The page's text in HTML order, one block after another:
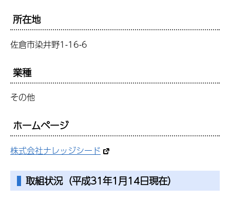
所在地
佐倉市染井野1-16-6
業種
その他
ホームページ
株式会社ナレッジシード
取組状況（平成31年1月14日現在）